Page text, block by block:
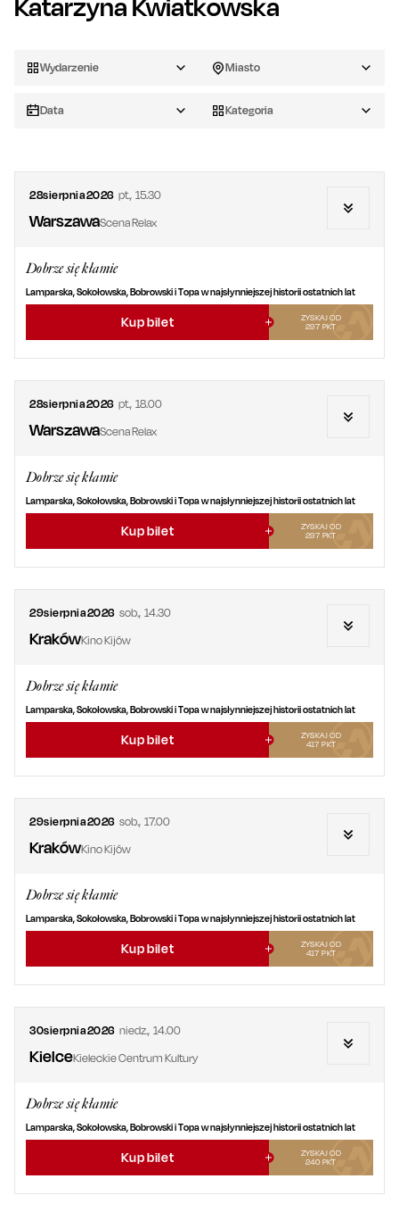
Katarzyna Kwiatkowska
Wydarzenie Miasto
Data Kategoria
28sierpnia2026 pt., 15.30
WarszawaScena Relax
Dobrze się kłamie
Lamparska, Sokołowska, Bobrowski i Topa w najsłynniejszej historii ostatnich lat
Kup bilet
ZYSKAJ OD
297 PKT
28sierpnia2026 pt., 18.00
WarszawaScena Relax
Dobrze się kłamie
Lamparska, Sokołowska, Bobrowski i Topa w najsłynniejszej historii ostatnich lat
Kup bilet
ZYSKAJ OD
297 PKT
29sierpnia2026 sob., 14.30
KrakówKino Kijów
Dobrze się kłamie
Lamparska, Sokołowska, Bobrowski i Topa w najsłynniejszej historii ostatnich lat
Kup bilet
ZYSKAJ OD
417 PKT
29sierpnia2026 sob., 17.00
KrakówKino Kijów
Dobrze się kłamie
Lamparska, Sokołowska, Bobrowski i Topa w najsłynniejszej historii ostatnich lat
Kup bilet
ZYSKAJ OD
417 PKT
30sierpnia2026 niedz., 14.00
KielceKieleckie Centrum Kultury
Dobrze się kłamie
Lamparska, Sokołowska, Bobrowski i Topa w najsłynniejszej historii ostatnich lat
Kup bilet
ZYSKAJ OD
240 PKT